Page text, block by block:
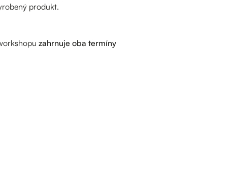
produkt.
zahrnuje oba termíny